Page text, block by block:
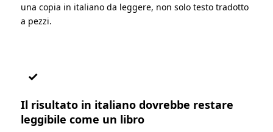
una copia in italiano da leggere, non solo testo tradotto
a pezzi.
✓
Il risultato in italiano dovrebbe restare
leggibile come un libro